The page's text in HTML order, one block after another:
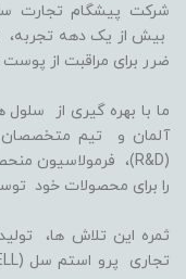
شرکت پیشگام تجارت
بیش از یک دهه تجربه،
ضرر برای مراقبت از
آلمان و تیم متخصصان
را برای محصولات خود
ثمره این تلاش ها،
تجاری پرو استم سل (PRO STEM CELL) و